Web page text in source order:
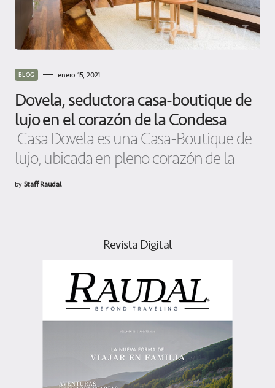
BLOG enero 15, 2021
Dovela, seductora casa-boutique de
lujo en el corazón de la Condesa
Casa Dovela es una Casa-Boutique de
lujo, ubicada en pleno corazón de la
byStaff Raudal
Revista Digital